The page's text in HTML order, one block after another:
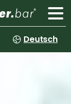
Deutsch